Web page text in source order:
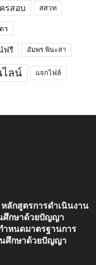
รสอบ สสวท
ร
ฟรี อัมพร พินะสา
ไลน์ แจกไฟล์
ลักสูตรการดำเนินงาน
ศึกษาด้วยปัญญา
ำหนดมาตรฐานการ
ศึกษาด้วยปัญญา